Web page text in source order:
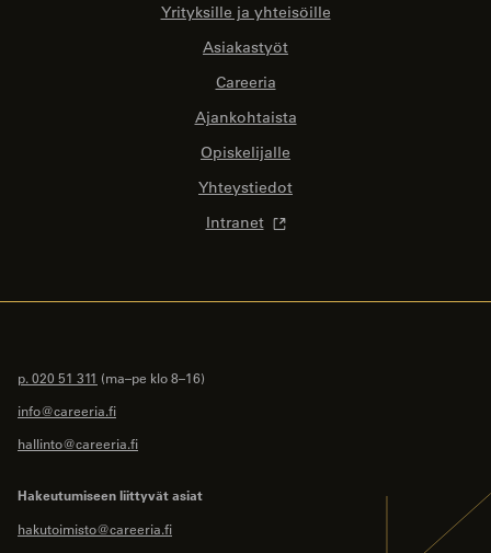
Yrityksille ja yhteisöille
Asiakastyöt
Careeria
Ajankohtaista
Opiskelijalle
Yhteystiedot
Intranet
p. 020 51 311 (ma–pe klo 8–16)
info@careeria.fi
hallinto@careeria.fi
Hakeutumiseen liittyvät asiat
hakutoimisto@careeria.fi